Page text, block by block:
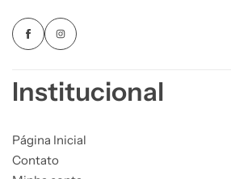
Institucional
Página Inicial
Contato